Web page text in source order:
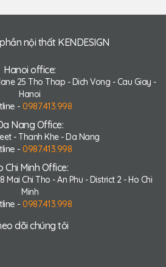
nội thất KENDESIGN
Hanoi office:
25 Tho Thap - Dich Vong - Cau Giay -
Hanoi
- 0987.413.998
Nang Office:
- Thanh Khe - Da Nang
- 0987.413.998
Chi Minh Office:
Mai Chi Tho - An Phu - District 2 - Ho Chi
Minh
- 0987.413.998
dõi chúng tôi